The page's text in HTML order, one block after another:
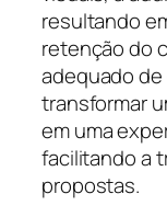
resultando
retenção do
adequado
transformar
em uma
facilitando a
propostas.